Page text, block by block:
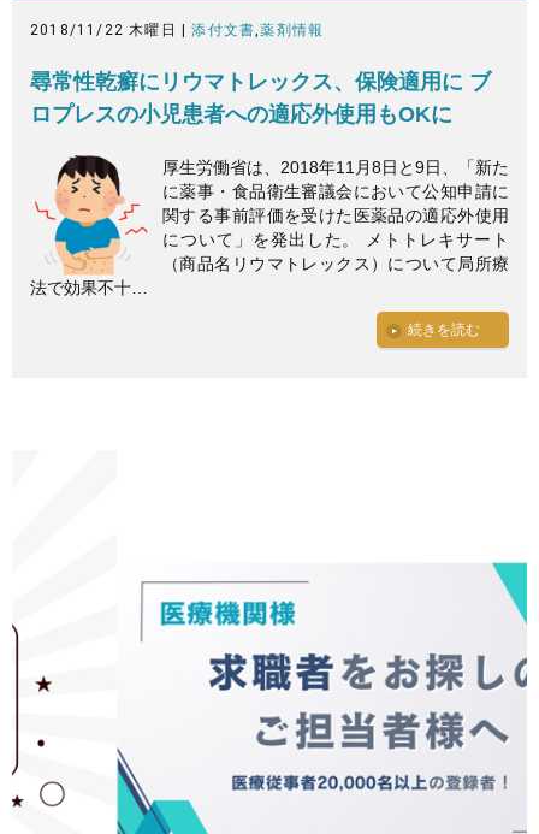
2018/11/22 木曜日 |添付文書,薬剤情報
尋常性乾癬にリウマトレックス、保険適用に ブ
ロプレスの小児患者への適応外使用もOKに
厚生労働省は、2018年11月8日と9日、「新た
に薬事・食品衛生審議会において公知申請に
関する事前評価を受けた医薬品の適応外使用
について」を発出した。 メトトレキサート
（商品名リウマトレックス）について局所療
法で効果不十…
続きを読む